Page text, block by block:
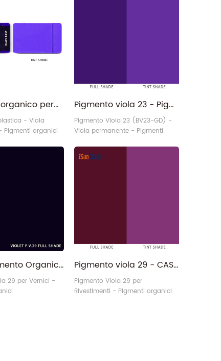
Pigmento organico permanente viola 23 all'ingrosso per materie plastiche
- Viola
Pigmenti organici
Pigmento viola 23 - Pigmento organico viola permanente PV23 CAS 6358-30-1
Pigmento Viola 23 (BV23-GD) -
Viola permanente - Pigmenti
PV 29 Pigmento Organico Viola 29 a base di perilene per rivestimenti
29 per Vernici -
Pigmento viola 29 - CAS 81-33-4 Perilene viola B PV29 Pigmento organico
Pigmento Viola 29 per
Rivestimenti - Pigmenti organici